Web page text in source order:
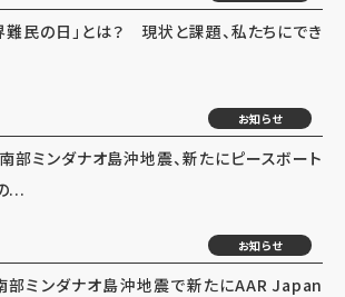
難民の日」とは？ 現状と課題、私たちにでき
お知らせ
南部ミンダナオ島沖地震、新たにピースボート
...
お知らせ
南部ミンダナオ島沖地震で新たにAAR Japan